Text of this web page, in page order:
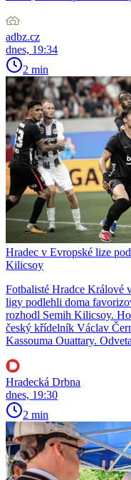
adbz.cz
dnes, 19:34
2 min
Hradec v Evropské lize
Kilicsoy
Fotbalisté Hradce Králové
ligy podlehli doma
rozhodl Semih Kilicsoy.
český křídelník Václav
Kassouma Ouattary.
Hradecká Drbna
dnes, 19:30
2 min